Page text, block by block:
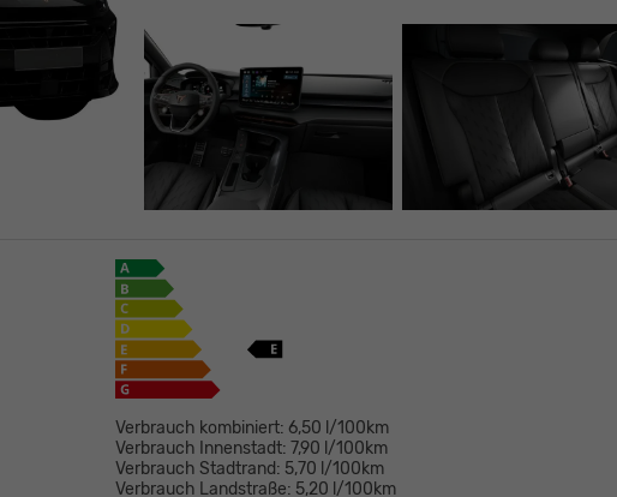
Verbrauch kombiniert: 6,50 l/100km
Verbrauch Innenstadt: 7,90 l/100km
Verbrauch Stadtrand: 5,70 l/100km
Verbrauch Landstraße: 5,20 l/100km